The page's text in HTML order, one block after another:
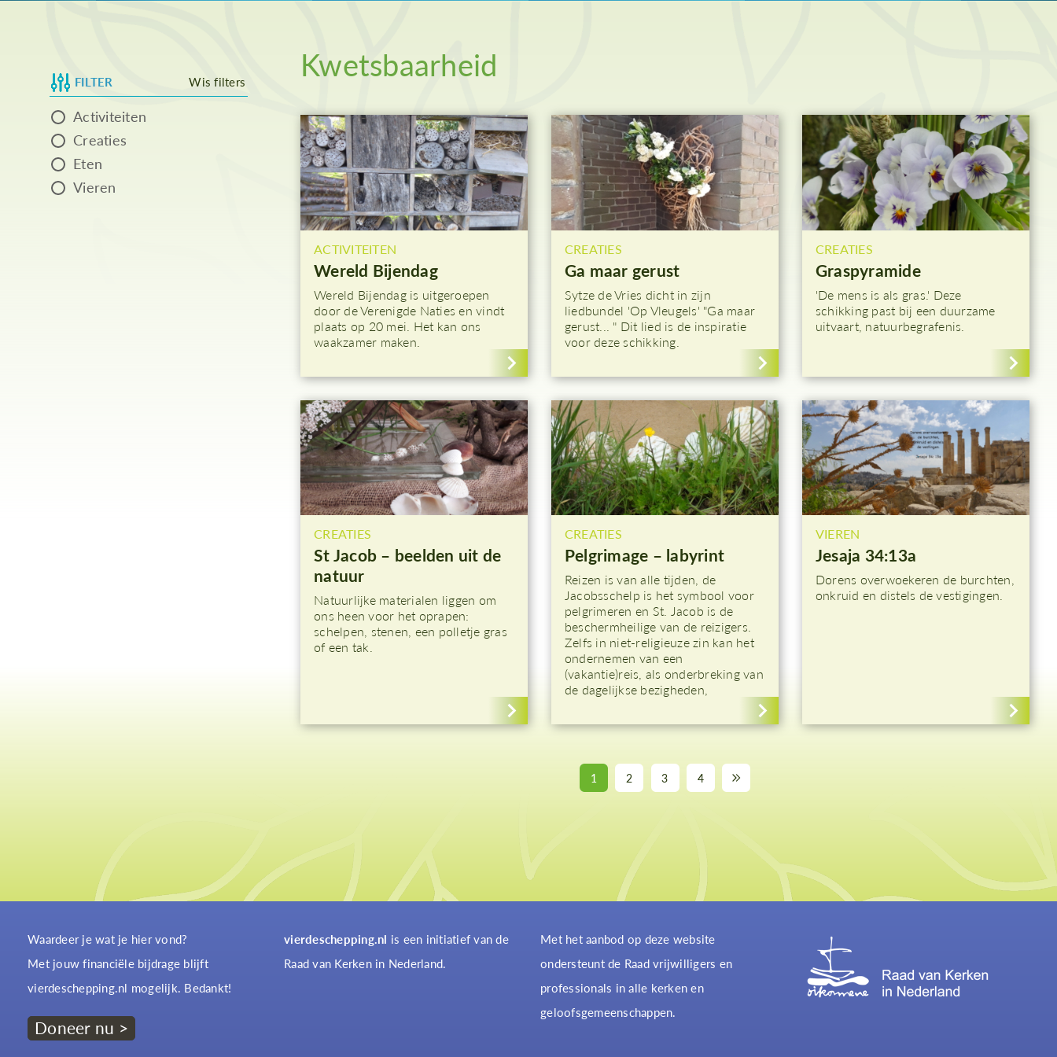
FILTER Wis filters
Activiteiten
Creaties
Eten
Vieren
Kwetsbaarheid
ACTIVITEITEN
Wereld Bijendag
Wereld Bijendag is uitgeroepen
door de Verenigde Naties en vindt
plaats op 20 mei. Het kan ons
waakzamer maken.
CREATIES
Ga maar gerust
Sytze de Vries dicht in zijn
liedbundel 'Op Vleugels' "Ga maar
gerust... " Dit lied is de inspiratie
voor deze schikking.
CREATIES
Graspyramide
'De mens is als gras.' Deze
schikking past bij een duurzame
uitvaart, natuurbegrafenis.
CREATIES
St Jacob – beelden uit de
natuur
Natuurlijke materialen liggen om
ons heen voor het oprapen:
schelpen, stenen, een polletje gras
of een tak.
CREATIES
Pelgrimage – labyrint
Reizen is van alle tijden, de
Jacobsschelp is het symbool voor
pelgrimeren en St. Jacob is de
beschermheilige van de reizigers.
Zelfs in niet-religieuze zin kan het
ondernemen van een
(vakantie)reis, als onderbreking van
de dagelijkse bezigheden,
VIEREN
Jesaja 34:13a
Dorens overwoekeren de burchten,
onkruid en distels de vestigingen.
1 2 3 4
Waardeer je wat je hier vond?
Met jouw financiële bijdrage blijft
vierdeschepping.nl mogelijk. Bedankt!
Doneer nu >
vierdeschepping.nl is een initiatief van de
Raad van Kerken in Nederland.
Met het aanbod op deze website
ondersteunt de Raad vrijwilligers en
professionals in alle kerken en
geloofsgemeenschappen.